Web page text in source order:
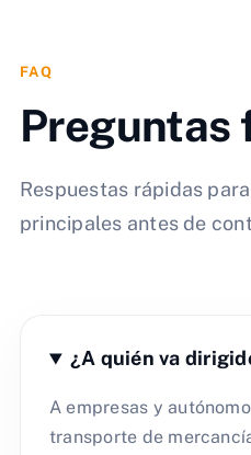
FAQ
Preguntas
Respuestas rápidas
principales antes de
¿A quién va
A empresas y
transporte de